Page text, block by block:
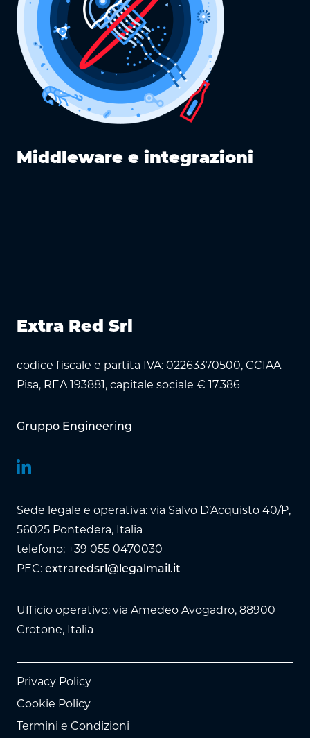
Middleware e integrazioni
Extra Red Srl
codice fiscale e partita IVA: 02263370500, CCIAA
Pisa, REA 193881, capitale sociale € 17.386
Gruppo Engineering
Sede legale e operativa: via Salvo D’Acquisto 40/P,
56025 Pontedera, Italia
telefono: +39 055 0470030
PEC: extraredsrl@legalmail.it
Ufficio operativo: via Amedeo Avogadro, 88900
Crotone, Italia
Privacy Policy
Cookie Policy
Termini e Condizioni